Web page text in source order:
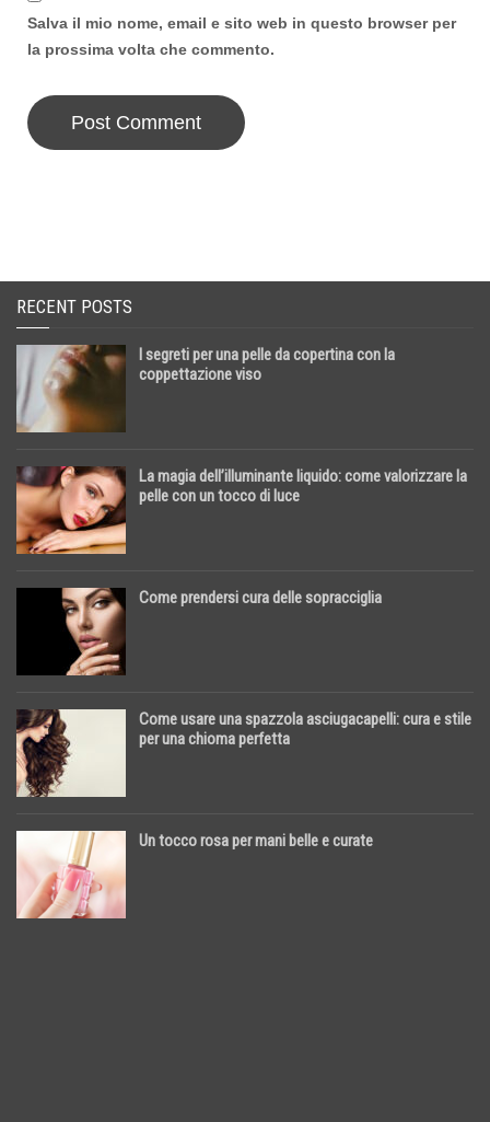
Salva il mio nome, email e sito web in questo browser per
la prossima volta che commento.
RECENT POSTS
I segreti per una pelle da copertina con la
coppettazione viso
La magia dell’illuminante liquido: come valorizzare la
pelle con un tocco di luce
Come prendersi cura delle sopracciglia
Come usare una spazzola asciugacapelli: cura e stile
per una chioma perfetta
Un tocco rosa per mani belle e curate